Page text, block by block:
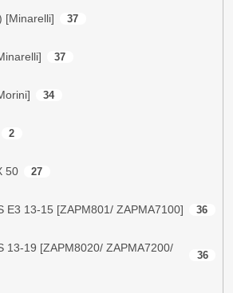
[Minarelli] 37
37
34
2
50 27
E3 13-15 [ZAPM801/ ZAPMA7100] 36
13-19 [ZAPM8020/ ZAPMA7200/
36